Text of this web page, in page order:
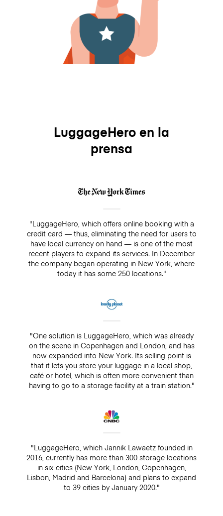
LuggageHero en la
prensa
"LuggageHero, which offers online booking with a
credit card — thus, eliminating the need for users to
have local currency on hand — is one of the most
recent players to expand its services. In December
the company began operating in New York, where
today it has some 250 locations."
"One solution is LuggageHero, which was already
on the scene in Copenhagen and London, and has
now expanded into New York. Its selling point is
that it lets you store your luggage in a local shop,
café or hotel, which is often more convenient than
having to go to a storage facility at a train station."
"LuggageHero, which Jannik Lawaetz founded in
2016, currently has more than 300 storage locations
in six cities (New York, London, Copenhagen,
Lisbon, Madrid and Barcelona) and plans to expand
to 39 cities by January 2020."